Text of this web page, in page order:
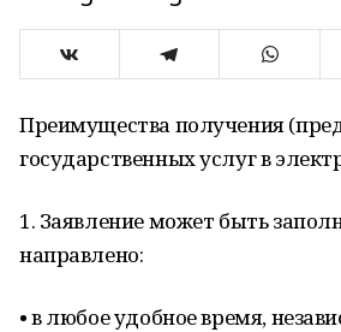
Преимущества получения
государственных услуг в
1. Заявление может быть
направлено:
• в любое удобное время,